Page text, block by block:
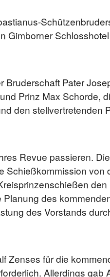
Gimborner
Pater
Prinz Max Schorde,
den stellvertretenden
Revue passieren.
Schießkommission von
den
des
des Vorstands
Zenses für die
Allerdings gab